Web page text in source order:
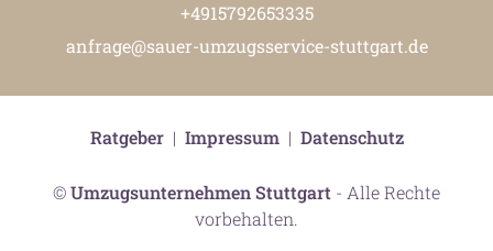
+4915792653335
anfrage@sauer-umzugsservice-stuttgart.de
©Umzugsunternehmen Stuttgart - Alle Rechte
vorbehalten.
Ratgeber| Impressum| Datenschutz